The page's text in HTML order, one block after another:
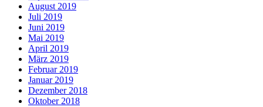
August 2019
Juli 2019
Juni 2019
Mai 2019
April 2019
März 2019
Februar 2019
Januar 2019
Dezember 2018
Oktober 2018